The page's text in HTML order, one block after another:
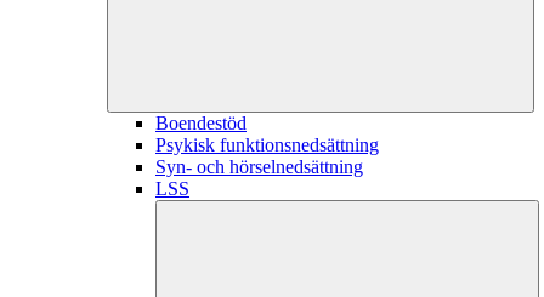
Boendestöd
Psykisk funktionsnedsättning
Syn- och hörselnedsättning
LSS